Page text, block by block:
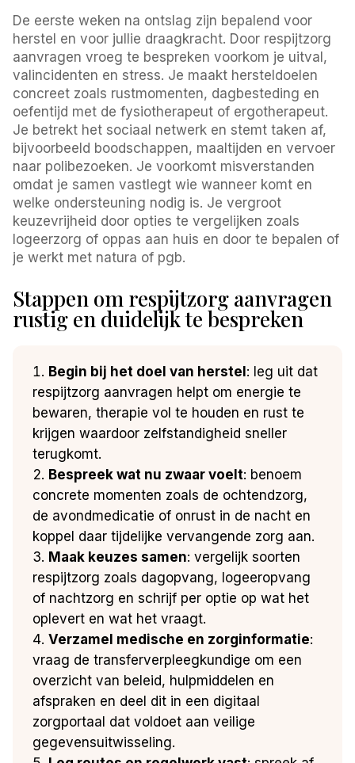
De eerste weken na ontslag zijn bepalend voor
herstel en voor jullie draagkracht. Door respijtzorg
aanvragen vroeg te bespreken voorkom je uitval,
valincidenten en stress. Je maakt hersteldoelen
concreet zoals rustmomenten, dagbesteding en
oefentijd met de fysiotherapeut of ergotherapeut.
Je betrekt het sociaal netwerk en stemt taken af,
bijvoorbeeld boodschappen, maaltijden en vervoer
naar polibezoeken. Je voorkomt misverstanden
omdat je samen vastlegt wie wanneer komt en
welke ondersteuning nodig is. Je vergroot
keuzevrijheid door opties te vergelijken zoals
logeerzorg of oppas aan huis en door te bepalen of
je werkt met natura of pgb.
Stappen om respijtzorg aanvragen
rustig en duidelijk te bespreken
Begin bij het doel van herstel: leg uit dat
respijtzorg aanvragen helpt om energie te
bewaren, therapie vol te houden en rust te
krijgen waardoor zelfstandigheid sneller
terugkomt.
Bespreek wat nu zwaar voelt: benoem
concrete momenten zoals de ochtendzorg,
de avondmedicatie of onrust in de nacht en
koppel daar tijdelijke vervangende zorg aan.
Maak keuzes samen: vergelijk soorten
respijtzorg zoals dagopvang, logeeropvang
of nachtzorg en schrijf per optie op wat het
oplevert en wat het vraagt.
Verzamel medische en zorginformatie:
vraag de transferverpleegkundige om een
overzicht van beleid, hulpmiddelen en
afspraken en deel dit in een digitaal
zorgportaal dat voldoet aan veilige
gegevensuitwisseling.